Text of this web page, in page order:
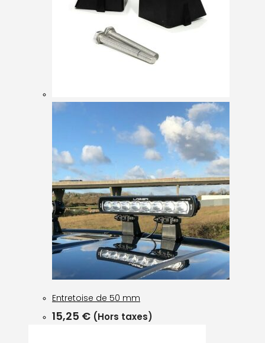
Entretoise de 50 mm
15,25 € (Hors taxes)